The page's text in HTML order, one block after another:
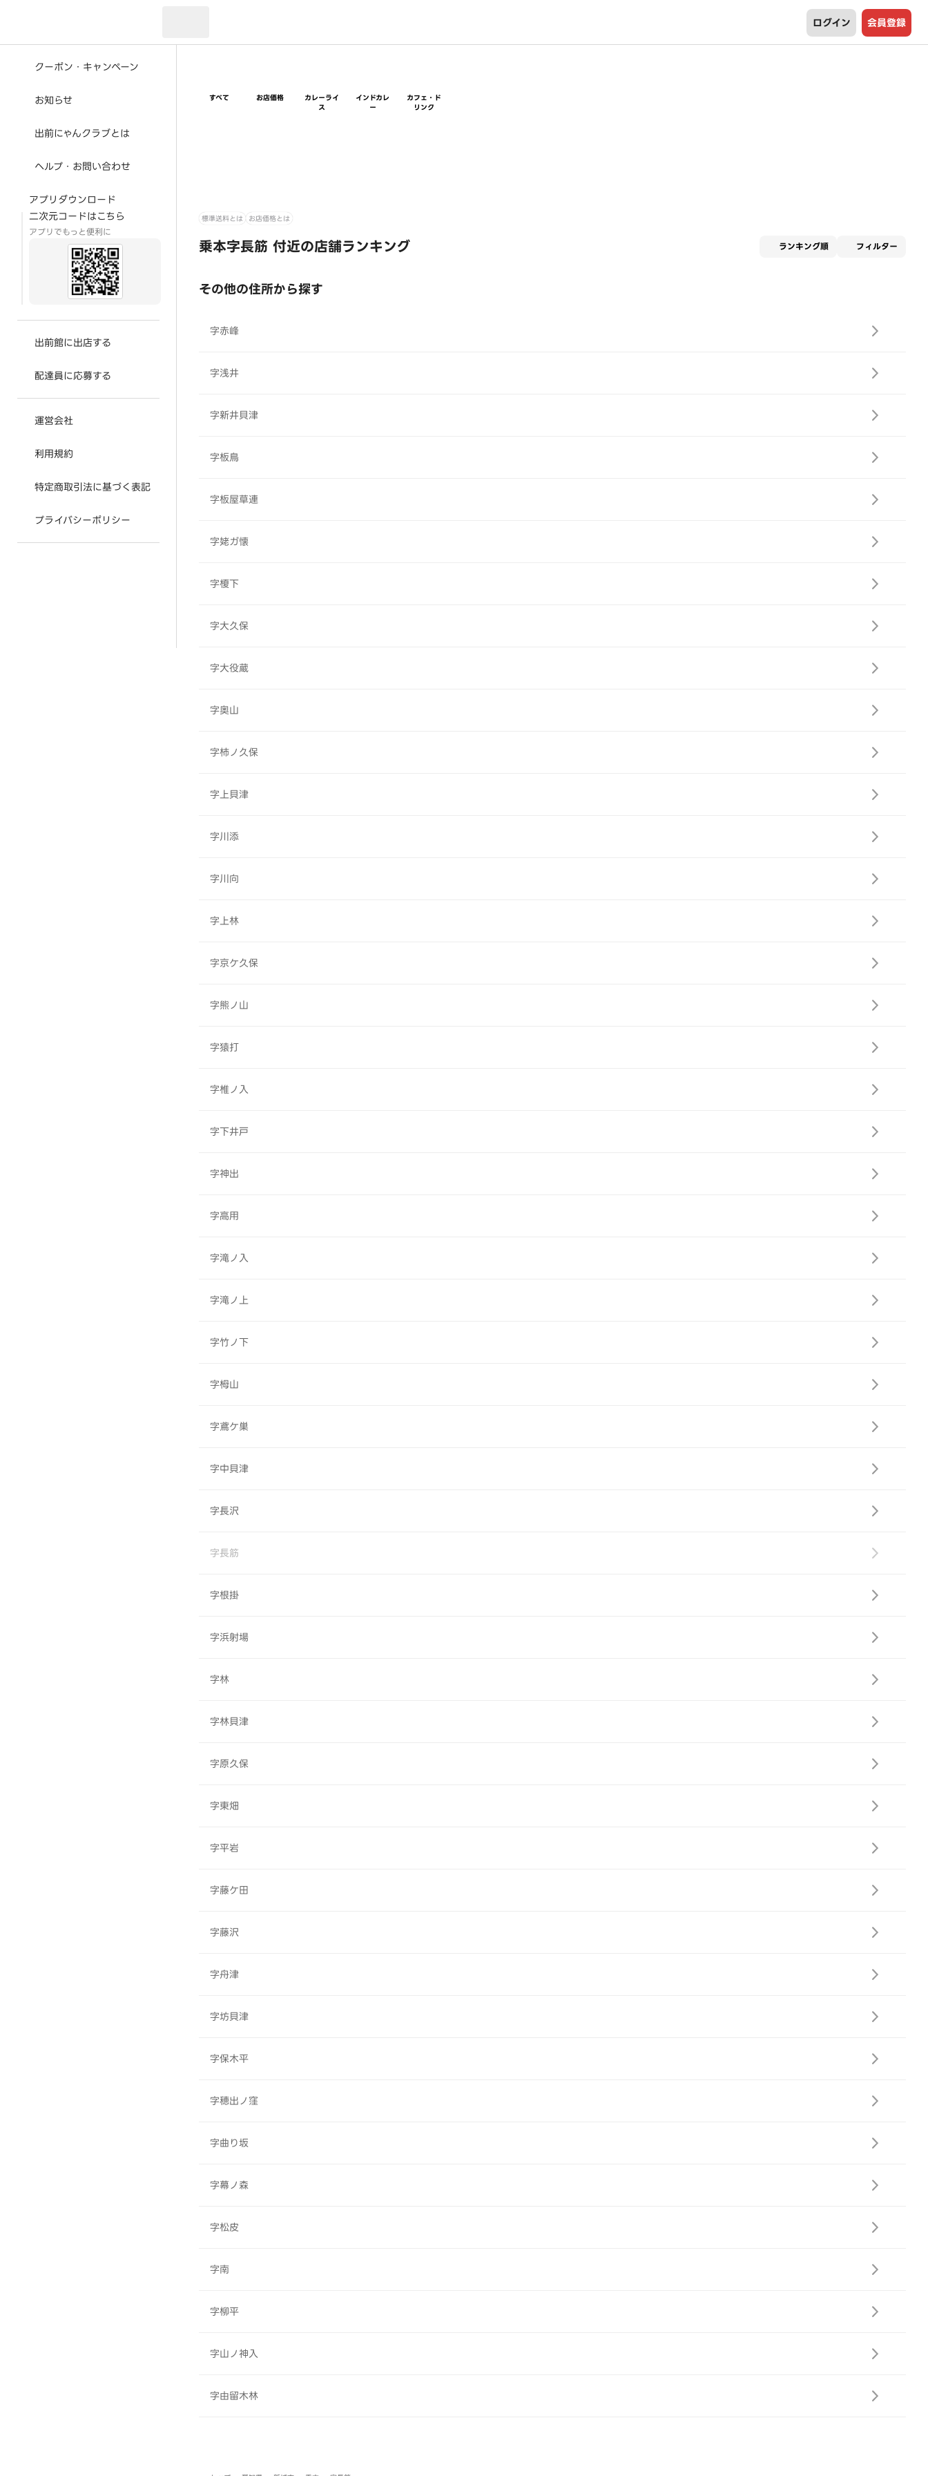
ログイン 会員登録
クーポン・キャンペーン
お知らせ
出前にゃんクラブとは
ヘルプ・お問い合わせ
アプリダウンロード
二次元コードはこちら
アプリでもっと便利に
出前館に出店する
配達員に応募する
運営会社
利用規約
特定商取引法に基づく表記
プライバシーポリシー
すべて お店価格
カレーライ
ス
インドカレ
ー
カフェ・ド
リンク
標準送料とは お店価格とは
乗本字長筋 付近の店舗ランキング ランキング順 フィルター
その他の住所から探す
字赤峰
字浅井
字新井貝津
字板鳥
字板屋草連
字姥ガ懐
字榎下
字大久保
字大役蔵
字奥山
字柿ノ久保
字上貝津
字川添
字川向
字上林
字京ケ久保
字熊ノ山
字猿打
字椎ノ入
字下井戸
字神出
字高用
字滝ノ入
字滝ノ上
字竹ノ下
字栂山
字鳶ケ巣
字中貝津
字長沢
字長筋
字根掛
字浜射場
字林
字林貝津
字原久保
字東畑
字平岩
字藤ケ田
字藤沢
字舟津
字坊貝津
字保木平
字穂出ノ窪
字曲り坂
字幕ノ森
字松皮
字南
字柳平
字山ノ神入
字由留木林